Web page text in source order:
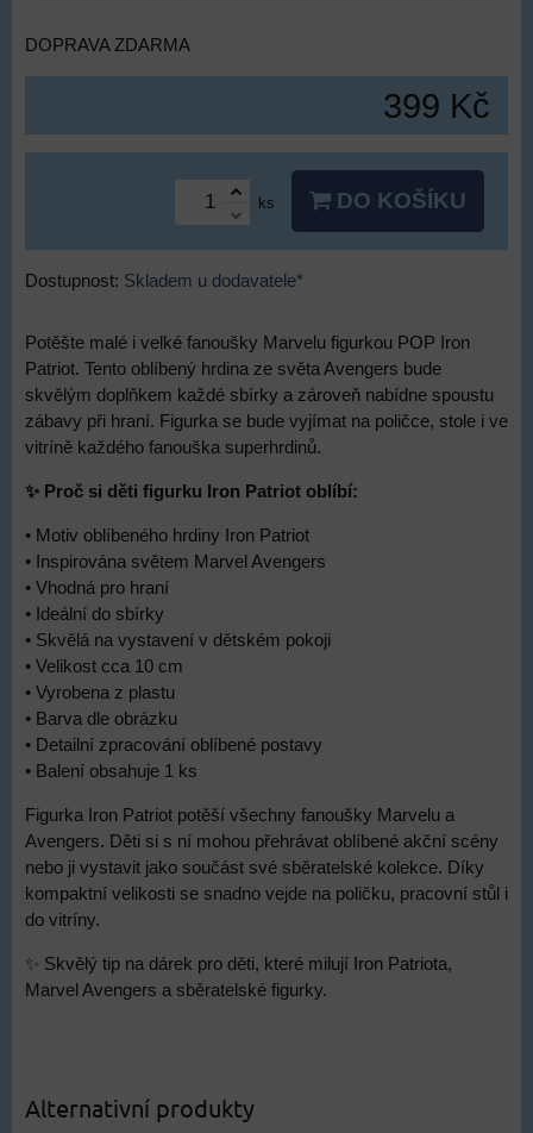
DOPRAVA ZDARMA
399 Kč
ks DO KOŠÍKU
Dostupnost: Skladem u dodavatele*
Potěšte malé i velké fanoušky Marvelu figurkou POP Iron
Patriot. Tento oblíbený hrdina ze světa Avengers bude
skvělým doplňkem každé sbírky a zároveň nabídne spoustu
zábavy při hraní. Figurka se bude vyjímat na poličce, stole i ve
vitríně každého fanouška superhrdinů.
✨ Proč si děti figurku Iron Patriot oblíbí:
• Motiv oblíbeného hrdiny Iron Patriot
• Inspirována světem Marvel Avengers
• Vhodná pro hraní
• Ideální do sbírky
• Skvělá na vystavení v dětském pokoji
• Velikost cca 10 cm
• Vyrobena z plastu
• Barva dle obrázku
• Detailní zpracování oblíbené postavy
• Balení obsahuje 1 ks
Figurka Iron Patriot potěší všechny fanoušky Marvelu a
Avengers. Děti si s ní mohou přehrávat oblíbené akční scény
nebo ji vystavit jako součást své sběratelské kolekce. Díky
kompaktní velikosti se snadno vejde na poličku, pracovní stůl i
do vitríny.
✨ Skvělý tip na dárek pro děti, které milují Iron Patriota,
Marvel Avengers a sběratelské figurky.
Alternativní produkty